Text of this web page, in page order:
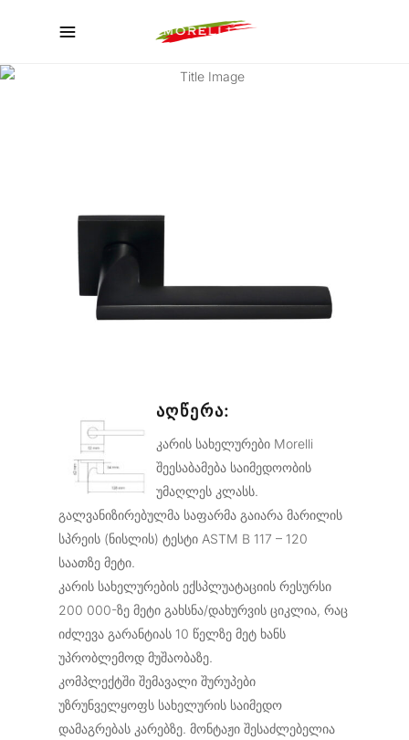
ᲙᲐᲢᲐᲚᲝᲒᲘ
ᲐᲦᲬᲔᲠᲐ:
კარის სახელურები Morelli
შეესაბამება საიმედოობის
უმაღლეს კლასს.
გალვანიზირებულმა საფარმა გაიარა მარილის
სპრეის (ნისლის) ტესტი ASTM B 117 – 120
საათზე მეტი.
კარის სახელურების ექსპლუატაციის რესურსი
200 000-ზე მეტი გახსნა/დახურვის ციკლია, რაც
იძლევა გარანტიას 10 წელზე მეტ ხანს
უპრობლემოდ მუშაობაზე.
კომპლექტში შემავალი შურუპები
უზრუნველყოფს სახელურის საიმედო
დამაგრებას კარებზე. მონტაჟი შესაძლებელია